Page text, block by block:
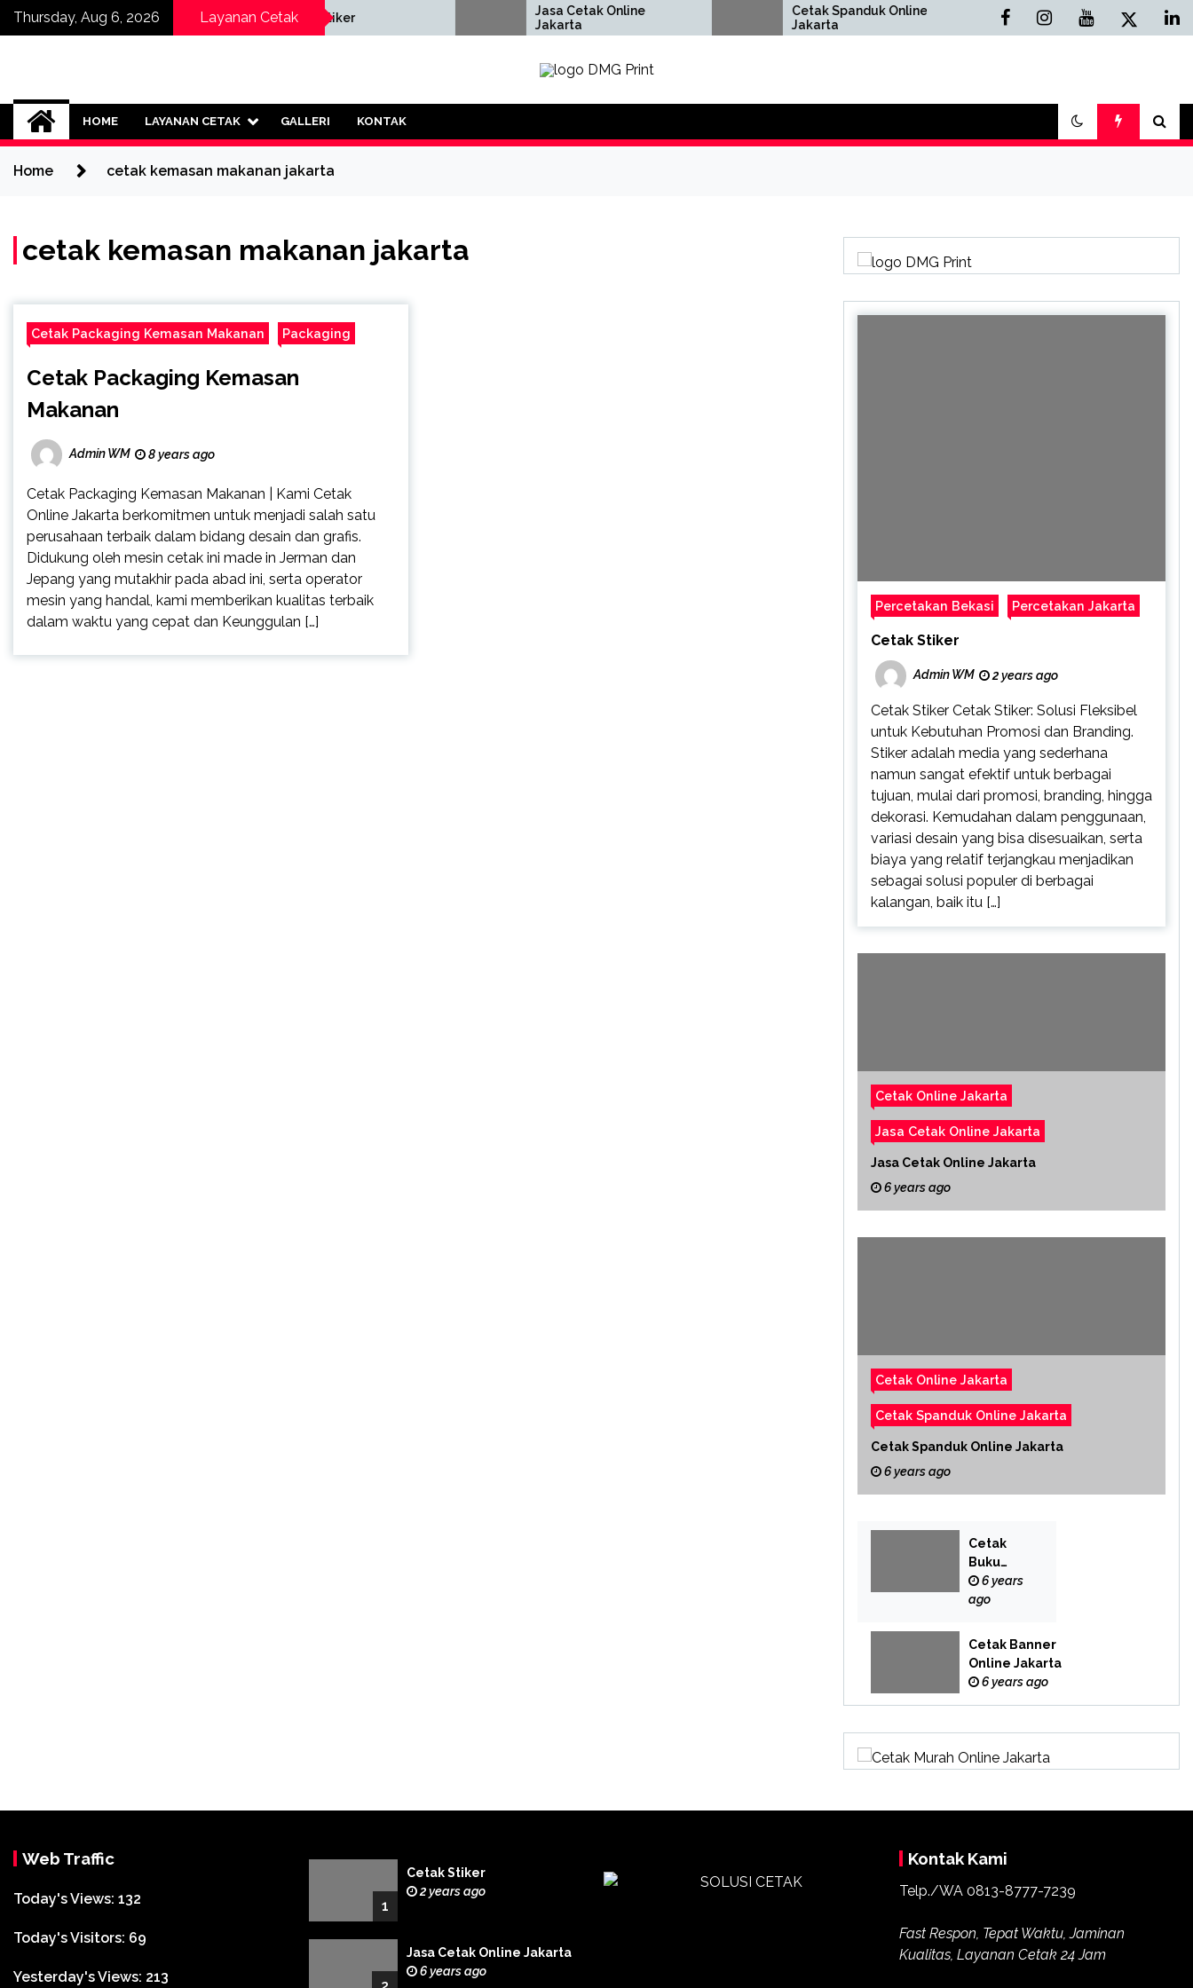
SkipThursday, Aug 6, 2026 Layanan Cetak
Pembuatan
Profile Cetak
Cetak Stiker
Jasa Cetak Online
Jakarta
Cetak Spanduk Online
Jakarta
Cetak Buku Yasin Online
Jasa Cetak Online DMG Printing
HOME LAYANAN CETAK GALLERI KONTAK
Home cetak kemasan makanan jakarta
cetak kemasan makanan jakarta
Cetak Packaging Kemasan Makanan Packaging
Cetak Packaging Kemasan
Makanan
Admin WM 8 years ago
Cetak Packaging Kemasan Makanan | Kami Cetak
Online Jakarta berkomitmen untuk menjadi salah satu
perusahaan terbaik dalam bidang desain dan grafis.
Didukung oleh mesin cetak ini made in Jerman dan
Jepang yang mutakhir pada abad ini, serta operator
mesin yang handal, kami memberikan kualitas terbaik
dalam waktu yang cepat dan Keunggulan […]
Percetakan Bekasi Percetakan Jakarta
Cetak Stiker
Admin WM 2 years ago
Cetak Stiker Cetak Stiker: Solusi Fleksibel
untuk Kebutuhan Promosi dan Branding.
Stiker adalah media yang sederhana
namun sangat efektif untuk berbagai
tujuan, mulai dari promosi, branding, hingga
dekorasi. Kemudahan dalam penggunaan,
variasi desain yang bisa disesuaikan, serta
biaya yang relatif terjangkau menjadikan
sebagai solusi populer di berbagai
kalangan, baik itu […]
Cetak Online Jakarta
Jasa Cetak Online Jakarta
Jasa Cetak Online Jakarta
6 years ago
Cetak Online Jakarta
Cetak Spanduk Online Jakarta
Cetak Spanduk Online Jakarta
6 years ago
Cetak
Buku
Yasin
Online
6 years
ago
Cetak Banner
Online Jakarta
6 years ago
Web Traffic
Today's Views: 132
Today's Visitors: 69
Yesterday's Views: 213
1
Cetak Stiker
2 years ago
Jasa Cetak Online Jakarta
6 years ago
Kontak Kami
Telp./WA 0813-8777-7239
Fast Respon, Tepat Waktu, Jaminan
Kualitas, Layanan Cetak 24 Jam